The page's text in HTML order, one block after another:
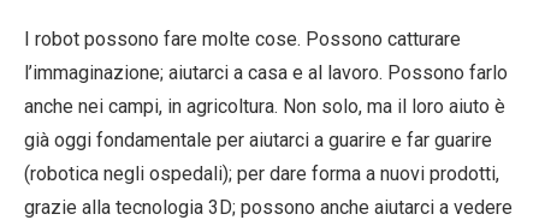
I robot possono fare molte cose. Possono catturare
l’immaginazione; aiutarci a casa e al lavoro. Possono farlo
anche nei campi, in agricoltura. Non solo, ma il loro aiuto è
già oggi fondamentale per aiutarci a guarire e far guarire
(robotica negli ospedali); per dare forma a nuovi prodotti,
grazie alla tecnologia 3D; possono anche aiutarci a vedere